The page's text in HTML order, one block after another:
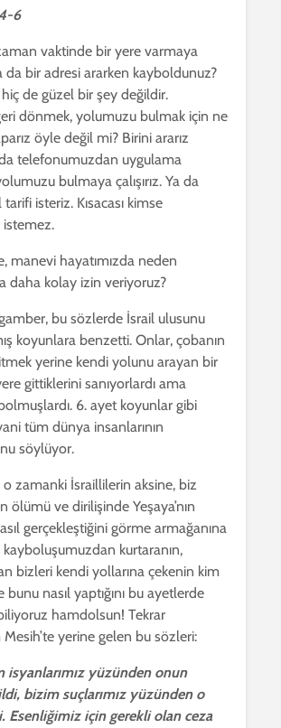
6
vaktinde bir yere varmaya
da bir adresi ararken kayboldunuz?
de güzel bir şey değildir.
dönmek, yolumuzu bulmak için ne
öyle değil mi? Birini ararız
telefonumuzdan uygulama
bulmaya çalışırız. Ya da
isteriz. Kısacası kimse
istemez.
manevi hayatımızda neden
daha kolay izin veriyoruz?
bu sözlerde İsrail ulusunu
koyunlara benzetti. Onlar, çobanın
yerine kendi yolunu arayan bir
gittiklerini sanıyorlardı ama
6. ayet koyunlar gibi
tüm dünya insanlarının
söylüyor.
zamanki İsraillilerin aksine, biz
ölümü ve dirilişinde Yeşaya’nın
gerçekleştiğini görme armağanına
kurtaranın,
bizleri kendi yollarına çekenin kim
nasıl yaptığını bu ayetlerde
hamdolsun! Tekrar
Mesih’te yerine gelen bu sözleri:
isyanlarımız yüzünden onun
bizim suçlarımız yüzünden o
Esenliğimiz için gerekli olan ceza